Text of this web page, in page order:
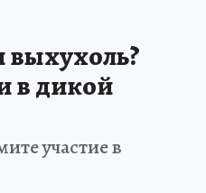
выхухоль?
в дикой
участие в